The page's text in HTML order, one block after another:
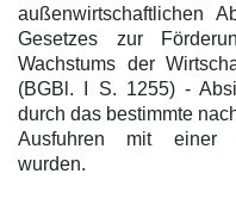
außenwirtschaftlichen
Gesetzes zur
Wachstums der
(BGBl. I S. 1255) -
durch das bestimmte
Ausfuhren mit einer
wurden.